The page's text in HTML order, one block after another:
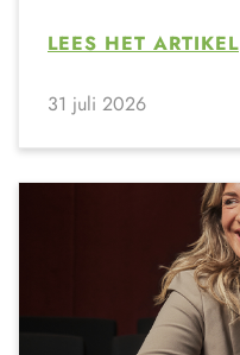
LEES HET ARTIKEL
31 juli 2026